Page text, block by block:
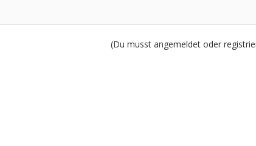
(Du musst angemeldet oder